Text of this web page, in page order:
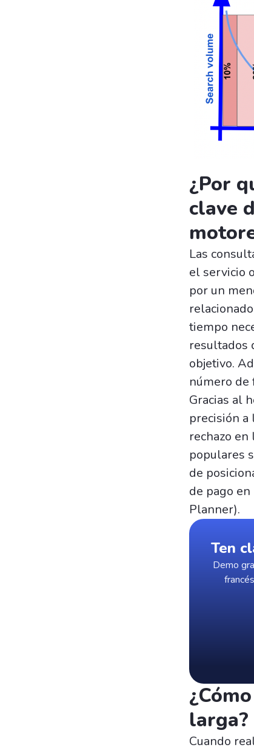
¿Por
clave
Las
el servicio
por un
tiempo
resultados
objetivo.
número de
Gracias al
precisión a
rechazo
populares
de
de pago
Planner).
Ten
Demo
larga?
Cuando